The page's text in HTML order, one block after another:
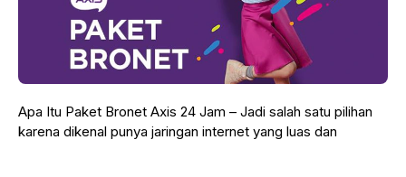
Apa Itu Paket Bronet Axis 24 Jam – Jadi salah satu pilihan
karena dikenal punya jaringan internet yang luas dan